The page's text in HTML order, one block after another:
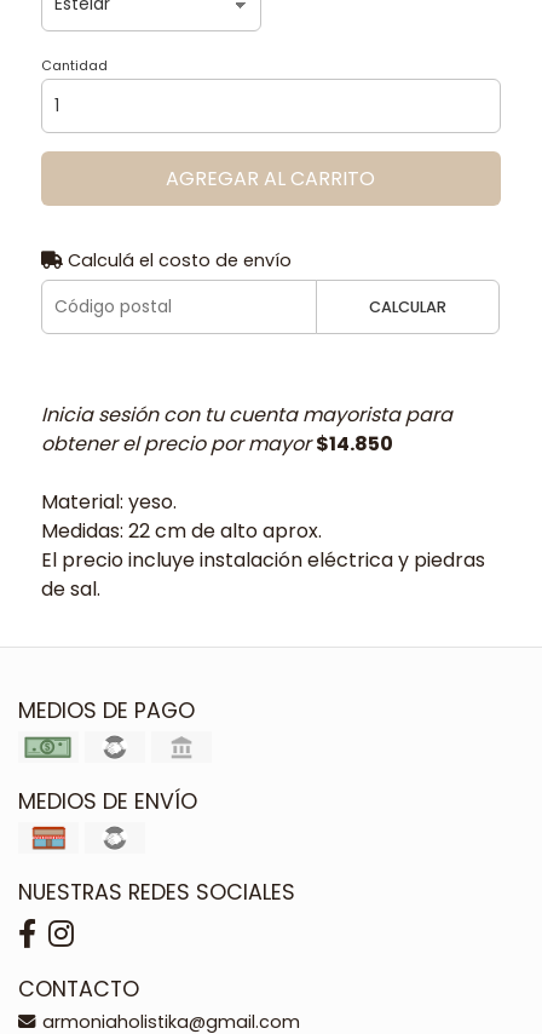
Cantidad
AGREGAR AL CARRITO
Calculá el costo de envío
CALCULAR
Inicia sesión con tu cuenta mayorista para
obtener el precio por mayor$14.850
Material: yeso.
Medidas: 22 cm de alto aprox.
El precio incluye instalación eléctrica y piedras
de sal.
MEDIOS DE PAGO
MEDIOS DE ENVÍO
NUESTRAS REDES SOCIALES
CONTACTO
armoniaholistika@gmail.com